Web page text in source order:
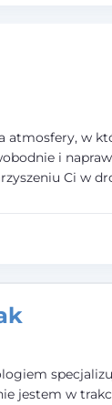
atmosfery, w
i
Ci w
siebie oraz
Możliwość
jestem w